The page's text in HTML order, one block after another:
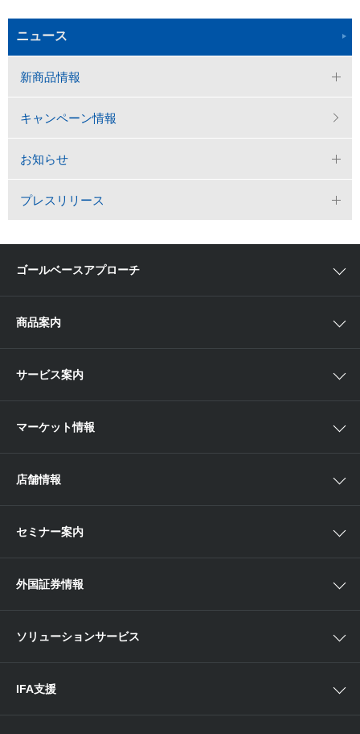
ニュース
新商品情報
キャンペーン情報
お知らせ
プレスリリース
ゴールベースアプローチ
αポート
商品案内
欧米株
ETF・ETN・REIT
ラップサービス
新商品情報
サービス案内
取引ツール
各種お手続き
便利なサービス
当社サービスのご利用にあたって
マーケット情報
店舗情報
近畿
セミナー案内
外国証券情報
ソリューションサービス
IFA支援